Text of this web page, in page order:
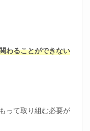
わることができない
って取り組む必要が